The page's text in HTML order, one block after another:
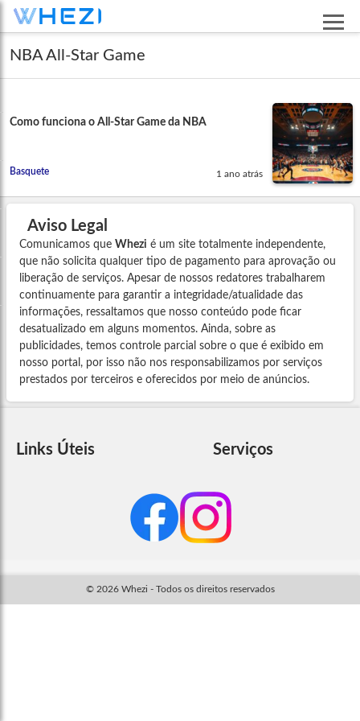
NBA All-Star Game
Como funciona o All-Star Game da NBA
Basquete 1 ano atrás
Aviso Legal
Comunicamos que Whezi é um site totalmente independente,
que não solicita qualquer tipo de pagamento para aprovação ou
liberação de serviços. Apesar de nossos redatores trabalharem
continuamente para garantir a integridade/atualidade das
informações, ressaltamos que nosso conteúdo pode ficar
desatualizado em alguns momentos. Ainda, sobre as
publicidades, temos controle parcial sobre o que é exibido em
nosso portal, por isso não nos responsabilizamos por serviços
prestados por terceiros e oferecidos por meio de anúncios.
Links Úteis Serviços
© 2026 Whezi - Todos os direitos reservados